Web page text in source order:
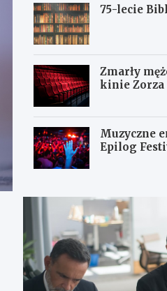
75-lecie
Zmarły
kinie Zorza
Muzyczne
Epilog